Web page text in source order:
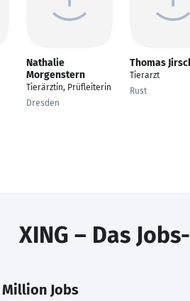
Nathalie
Morgenstern
Tierärztin, Prüfleiterin
Dresden
Thomas
Tierarzt
Rust
XING – Das
Jobs